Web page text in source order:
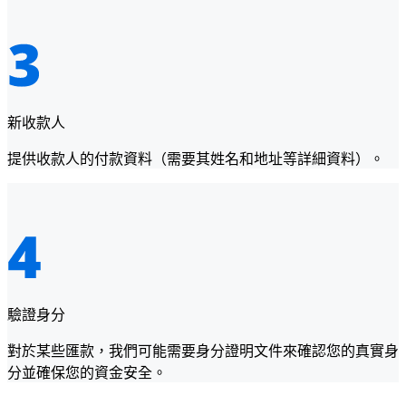
新收款人
提供收款人的付款資料（需要其姓名和地址等詳細資料）。
驗證身分
對於某些匯款，我們可能需要身分證明文件來確認您的真實身
分並確保您的資金安全。